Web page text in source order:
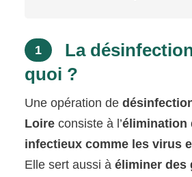
1
La
quoi ?
Une opération de
Loireconsiste à l’élimination
infectieux comme les virus
Elle sert aussi à éliminer des